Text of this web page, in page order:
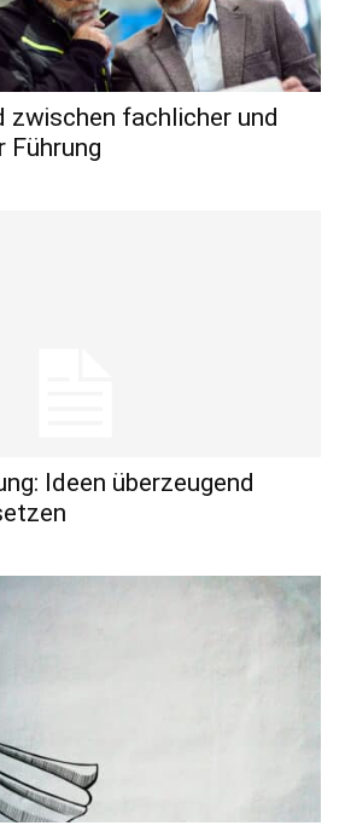
zwischen fachlicher und
Führung
Ideen überzeugend